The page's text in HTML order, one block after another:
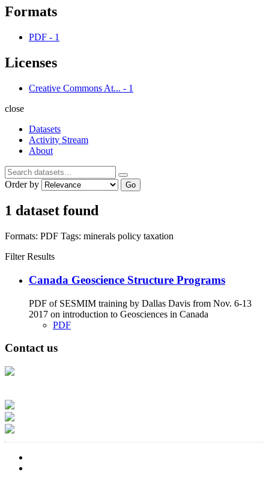
Formats
PDF - 1
Licenses
Creative Commons At... - 1
close
Datasets
Activity Stream
About
Order by Go
1 dataset found
Formats: PDF Tags: minerals policy taxation
Filter Results
Canada Geoscience Structure Programs
PDF of SESMIM training by Dallas Davis from Nov. 6-13
2017 on introduction to Geosciences in Canada
PDF
Contact us